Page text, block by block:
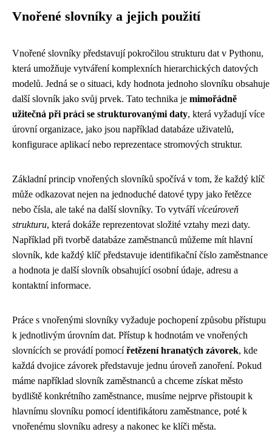
Vnořené slovníky a jejich použití
Vnořené slovníky představují pokročilou strukturu dat v Pythonu,
která umožňuje vytváření komplexních hierarchických datových
modelů. Jedná se o situaci, kdy hodnota jednoho slovníku obsahuje
další slovník jako svůj prvek. Tato technika je mimořádně
užitečná při práci se strukturovanými daty, která vyžadují více
úrovní organizace, jako jsou například databáze uživatelů,
konfigurace aplikací nebo reprezentace stromových struktur.
Základní princip vnořených slovníků spočívá v tom, že každý klíč
může odkazovat nejen na jednoduché datové typy jako řetězce
nebo čísla, ale také na další slovníky. To vytvářívíceúroveň
strukturu, která dokáže reprezentovat složité vztahy mezi daty.
Například při tvorbě databáze zaměstnanců můžeme mít hlavní
slovník, kde každý klíč představuje identifikační číslo zaměstnance
a hodnota je další slovník obsahující osobní údaje, adresu a
kontaktní informace.
Práce s vnořenými slovníky vyžaduje pochopení způsobu přístupu
k jednotlivým úrovním dat. Přístup k hodnotám ve vnořených
slovnících se provádí pomocířetězení hranatých závorek, kde
každá dvojice závorek představuje jednu úroveň zanoření. Pokud
máme například slovník zaměstnanců a chceme získat město
bydliště konkrétního zaměstnance, musíme nejprve přistoupit k
hlavnímu slovníku pomocí identifikátoru zaměstnance, poté k
vnořenému slovníku adresy a nakonec ke klíči města.